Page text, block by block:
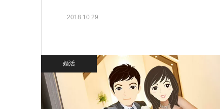
2018.10.29
婚活